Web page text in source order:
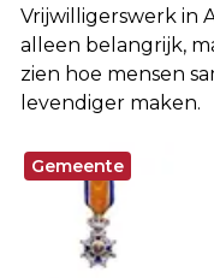
Vrijwilligerswerk in
alleen belangrijk,
zien hoe mensen
levendiger maken.
Gemeente